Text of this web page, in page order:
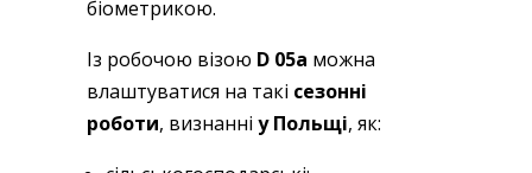
біометрикою.
Із робочою візою D 05a можна
влаштуватися на такі сезонні
роботи, визнанніу Польщі, як: